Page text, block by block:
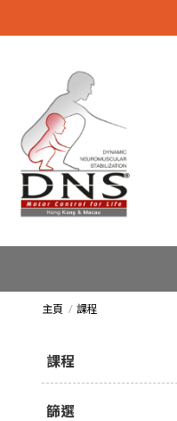
主頁 課程
課程
篩選